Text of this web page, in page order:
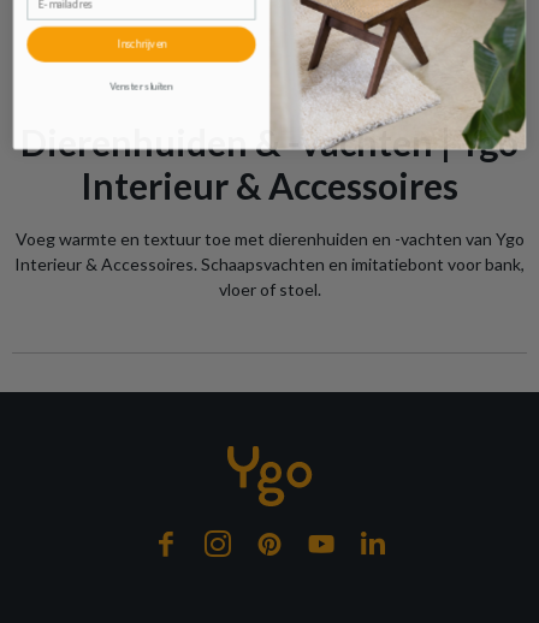
Dierenhuiden & -vachten | Ygo
Interieur & Accessoires
Voeg warmte en textuur toe met dierenhuiden en -vachten van Ygo
Interieur & Accessoires. Schaapsvachten en imitatiebont voor bank,
vloer of stoel.
Inschrijven
Venster sluiten